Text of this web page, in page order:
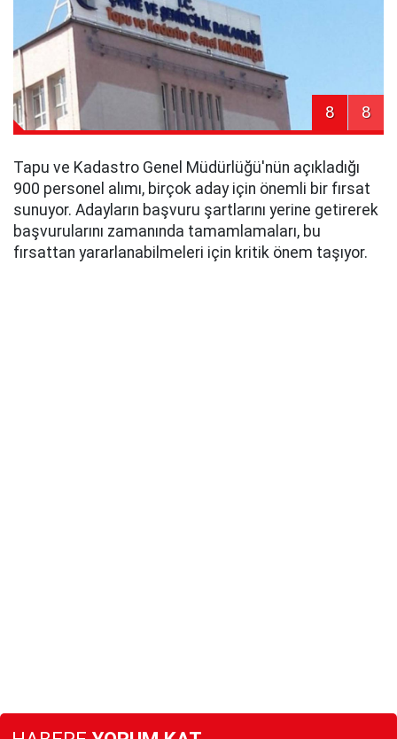
8 8
Tapu ve Kadastro Genel Müdürlüğü'nün açıkladığı
900 personel alımı, birçok aday için önemli bir fırsat
sunuyor. Adayların başvuru şartlarını yerine getirerek
başvurularını zamanında tamamlamaları, bu
fırsattan yararlanabilmeleri için kritik önem taşıyor.